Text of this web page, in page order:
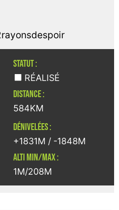
STATUT :
RÉALISÉ
DISTANCE :
584KM
DÉNIVELÉES :
+1831M / -1848M
ALTI MIN/MAX :
1M/208M